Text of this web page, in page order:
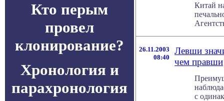
Кто перым
провел
клонирование?
Хронология и
парахронология
Китай
26.11.2003
08:40
Левши
чем правши
с